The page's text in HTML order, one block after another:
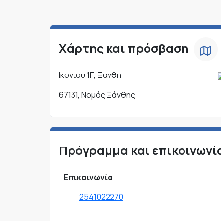
Χάρτης και πρόσβαση
Ικονιου 1Γ, Ξανθη
67131, Νομός Ξάνθης
Πρόγραμμα και
Επικοινωνία
2541022270